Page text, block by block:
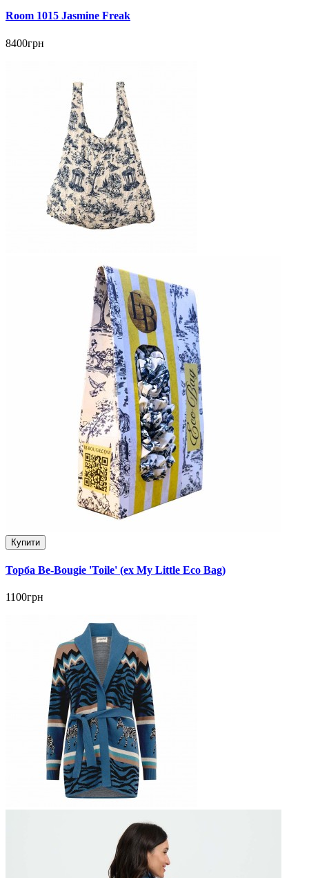
Room 1015 Jasmine Freak
8400грн
Купити
Торба Be-Bougie 'Toile' (ex My Little Eco Bag)
1100грн